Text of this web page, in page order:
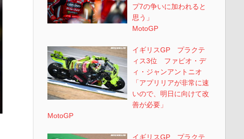
プ7の争いに加われると
思う」
MotoGP
イギリスGP プラクテ
ィス3位 ファビオ・デ
ィ・ジャンアントニオ
「アプリリアが非常に速
いので、明日に向けて改
善が必要」
MotoGP
イギリスGP プラクテ